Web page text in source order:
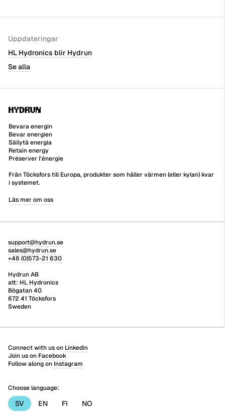
Uppdateringar
HL Hydronics blir Hydrun
Se alla
Bevara energin
Bevar energien
Säilytä energia
Retain energy
Préserver l’énergie
Från Töcksfors till Europa, produkter som håller värmen (eller kylan) kvar
i systemet.
Läs mer om oss
support@hydrun.se
sales@hydrun.se
+46 (0)573-21 630
Hydrun AB
att: HL Hydronics
Bögatan 40
672 41 Töcksfors
Sweden
Connect with us on Linkedin
Join us on Facebook
Follow along on Instagram
Choose language:
SV EN FI NO